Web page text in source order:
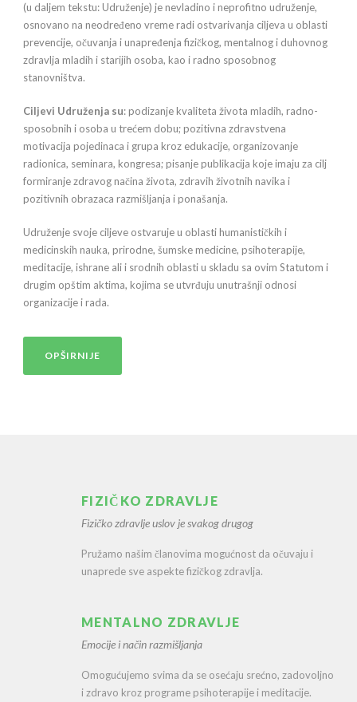
(u daljem tekstu: Udruženje) je nevladino i neprofitno udruženje,
osnovano na neodređeno vreme radi ostvarivanja ciljeva u oblasti
prevencije, očuvanja i unapređenja fizičkog, mentalnog i duhovnog
zdravlja mladih i starijih osoba, kao i radno sposobnog
stanovništva.
Ciljevi Udruženja su: podizanje kvaliteta života mladih, radno-
sposobnih i osoba u trećem dobu; pozitivna zdravstvena
motivacija pojedinaca i grupa kroz edukacije, organizovanje
radionica, seminara, kongresa; pisanje publikacija koje imaju za cilj
formiranje zdravog načina života, zdravih životnih navika i
pozitivnih obrazaca razmišljanja i ponašanja.
Udruženje svoje ciljeve ostvaruje u oblasti humanističkih i
medicinskih nauka, prirodne, šumske medicine, psihoterapije,
meditacije, ishrane ali i srodnih oblasti u skladu sa ovim Statutom i
drugim opštim aktima, kojima se utvrđuju unutrašnji odnosi
organizacije i rada.
OPŠIRNIJE
FIZIČKO ZDRAVLJE
Fizičko zdravlje uslov je svakog drugog
Pružamo našim članovima mogućnost da očuvaju i
unaprede sve aspekte fizičkog zdravlja.
MENTALNO ZDRAVLJE
Emocije i način razmišljanja
Omogućujemo svima da se osećaju srećno, zadovoljno
i zdravo kroz programe psihoterapije i meditacije.